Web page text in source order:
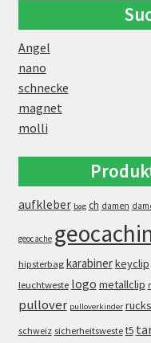
Angel
nano
schnecke
magnet
molli
aufkleber bag ch damen
geocache
hipsterbag karabinerkeyclip
leuchtweste logo metallclip
pullover pulloverkinder
schweiz sicherheitsweste t5